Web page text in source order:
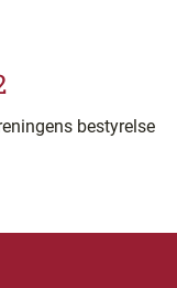
bestyrelse